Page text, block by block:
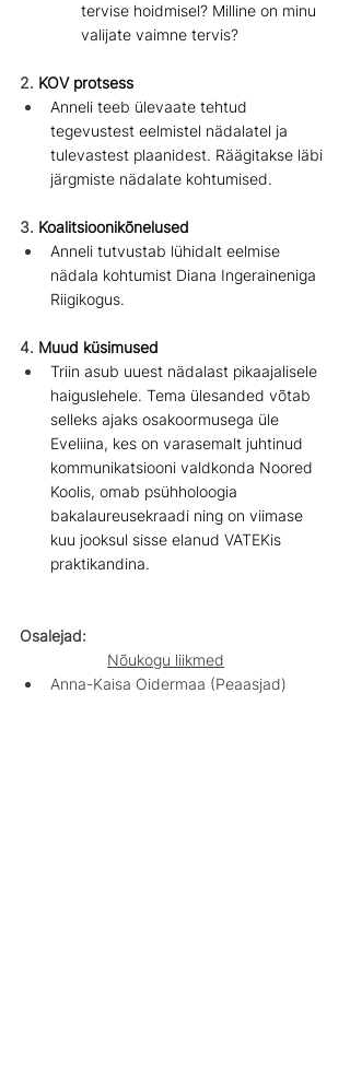
tervise hoidmisel? Milline on minu
valijate vaimne tervis?
2. KOV protsess
Anneli teeb ülevaate tehtud
tegevustest eelmistel nädalatel ja
tulevastest plaanidest. Räägitakse läbi
järgmiste nädalate kohtumised.
3. Koalitsioonikõnelused
Anneli tutvustab lühidalt eelmise
nädala kohtumist Diana Ingeraineniga
Riigikogus.
4. Muud küsimused
Triin asub uuest nädalast pikaajalisele
haiguslehele. Tema ülesanded võtab
selleks ajaks osakoormusega üle
Eveliina, kes on varasemalt juhtinud
kommunikatsiooni valdkonda Noored
Koolis, omab psühholoogia
bakalaureusekraadi ning on viimase
kuu jooksul sisse elanud VATEKis
praktikandina.
Osalejad:
Nõukogu liikmed
Anna-Kaisa Oidermaa (Peaasjad)